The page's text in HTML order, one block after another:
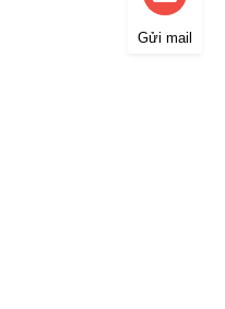
Gửi mail